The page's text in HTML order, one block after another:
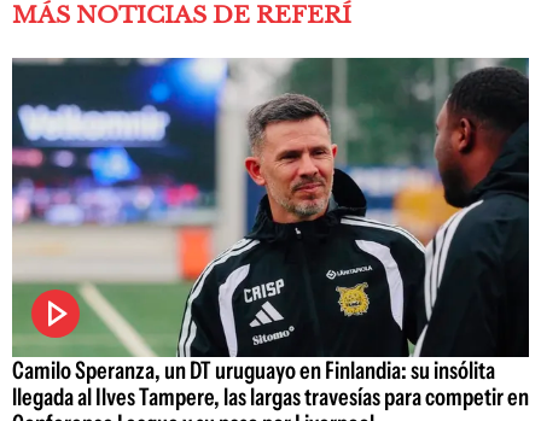
MÁS NOTICIAS DE REFERÍ
Camilo Speranza, un DT uruguayo en Finlandia: su insólita
llegada al Ilves Tampere, las largas travesías para competir en